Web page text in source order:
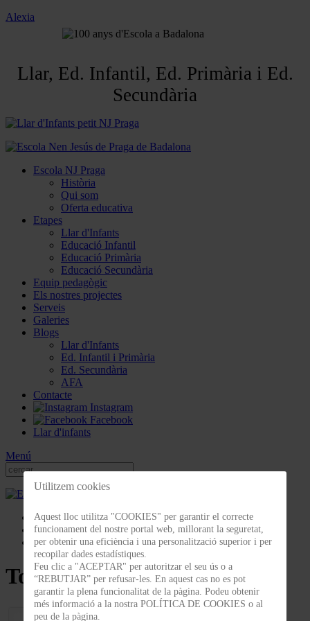
Alexia
Llar, Ed. Infantil, Ed. Primària i Ed.
Secundària
Escola NJ Praga
Història
Qui som
Oferta educativa
Etapes
Llar d'Infants
Educació Infantil
Educació Primària
Educació Secundària
Equip pedagògic
Els nostres projectes
Serveis
Galeries
Blogs
Llar d'Infants
Ed. Infantil i Primària
Ed. Secundària
AFA
Contacte
Instagram
Facebook
Llar d'infants
Menú
Galeries
Celebracions
Torneig de vòlei ESO 2022
Torneig de vòlei ESO 2022
Utilitzem cookies
Aquest lloc utilitza "COOKIES" per garantir el correcte
funcionament del nostre portal web, millorant la seguretat,
per obtenir una eficiència i una personalització superior i per
recopilar dades estadístiques.
Feu clic a "ACEPTAR" per autoritzar el seu ús o a
“REBUTJAR” per refusar-les. En aquest cas no es pot
garantir la plena funcionalitat de la pàgina. Podeu obtenir
més informació a la nostra POLÍTICA DE COOKIES o al
peu de la pàgina.